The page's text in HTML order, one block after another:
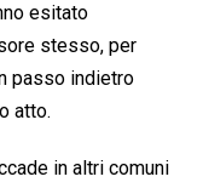
esitato
stesso, per
passo indietro
atto.
in altri comuni